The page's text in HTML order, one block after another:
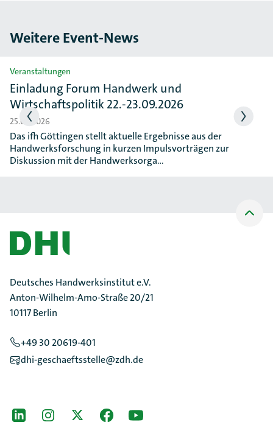
Weitere Event-News
Slider überspringen
Veranstaltungen
Einladung Forum Handwerk und
Wirtschaftspolitik 22.-23.09.2026
25.06.2026
Das ifh Göttingen stellt aktuelle Ergebnisse aus der
Handwerksforschung in kurzen Impulsvorträgen zur
Diskussion mit der Handwerksorga…
oben
Deutsches Handwerksinstitut e.V.
Anton-Wilhelm-Amo-Straße 20/21
10117 Berlin
+49 30 20619-401
dhi-geschaeftsstelle@zdh.de
[Der ZDH in den Sozialen Netzwerken]
LinkedIninstagramTwitterFacebookYoutube